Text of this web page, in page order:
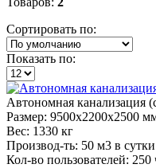
Сортировать по:
Показать по:
Автономная канализация
Размер: 9500x2200x2500
Вес: 1330 кг
Производ-ть: 50 м3 в сутки
Кол-во пользователей: 250